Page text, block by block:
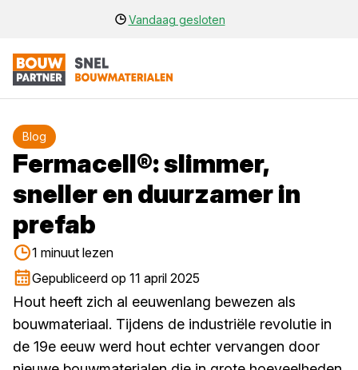
Vandaag gesloten
Blog
Fermacell®: slimmer,
sneller en duurzamer in
prefab
1 minuut lezen
Gepubliceerd op 11 april 2025
Hout heeft zich al eeuwenlang bewezen als
bouwmateriaal. Tijdens de industriële revolutie in
de 19e eeuw werd hout echter vervangen door